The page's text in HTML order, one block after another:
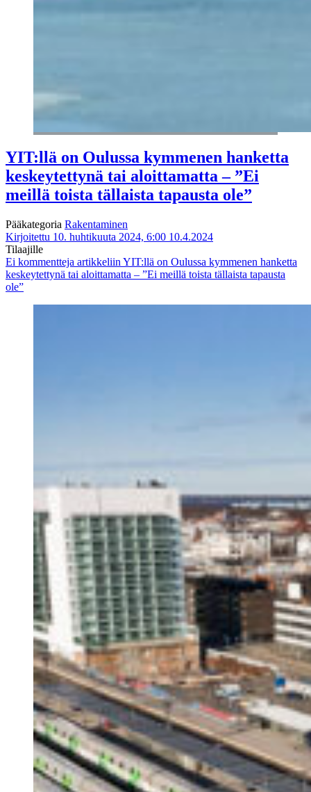
YIT:llä on Oulussa kymmenen hanketta
keskeytettynä tai aloittamatta – ”Ei
meillä toista tällaista tapausta ole”
Pääkategoria Rakentaminen
Kirjoitettu 10. huhtikuuta 2024, 6:00 10.4.2024
Tilaajille
Ei kommentteja artikkeliin YIT:llä on Oulussa kymmenen hanketta
keskeytettynä tai aloittamatta – ”Ei meillä toista tällaista tapausta
ole”